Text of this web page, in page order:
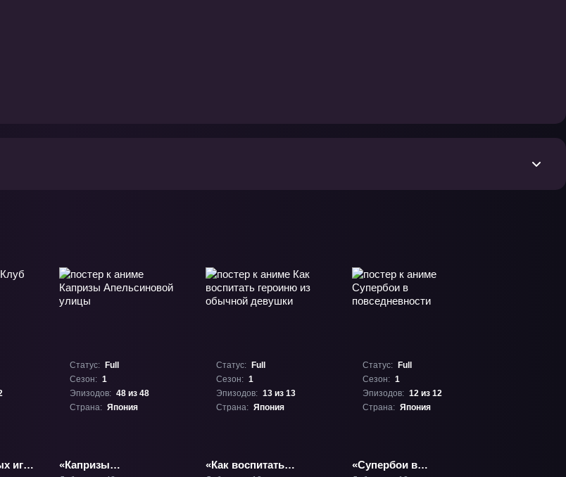
игр»
Статус:
Full
Сезон: 1
Эпизодов: 48 из 48
Страна: Япония
«Капризы
Статус:
Full
Сезон: 1
Эпизодов: 13 из 13
Страна: Япония
«Как воспитать
Статус:
Full
Сезон: 1
Эпизодов: 12 из 12
Страна: Япония
«Супербои в